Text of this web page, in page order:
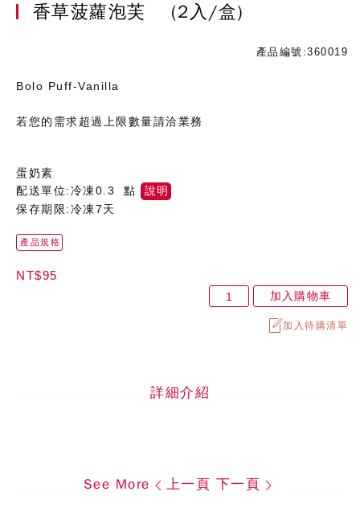
香草菠蘿泡芙 (2入/盒)
產品編號:360019
Bolo Puff-Vanilla
若您的需求超過上限數量請洽業務
蛋奶素
配送單位:冷凍0.3 點
說明
保存期限:冷凍7天
產品規格
NT$95
加入購物車
加入待購清單
詳細介紹
See More 上一頁 下一頁